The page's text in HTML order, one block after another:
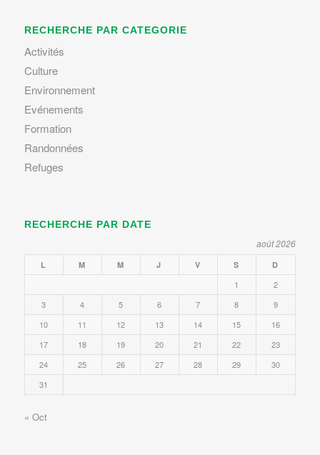
RECHERCHE PAR CATEGORIE
Activités
Culture
Environnement
Evénements
Formation
Randonnées
Refuges
RECHERCHE PAR DATE
août 2026
L M M J V S D
1
2
3
4 5 6 7 8
9
10
11 12 13 14 15
16
17
18 19 20 21 22
23
24
25 26 27 28 29
30
31
« Oct